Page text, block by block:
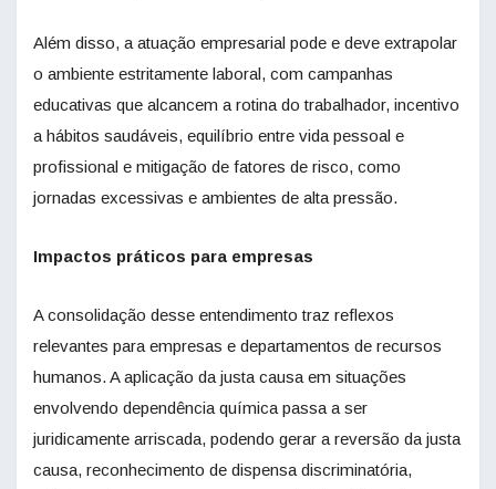
Além disso, a atuação empresarial pode e deve extrapolar
o ambiente estritamente laboral, com campanhas
educativas que alcancem a rotina do trabalhador, incentivo
a hábitos saudáveis, equilíbrio entre vida pessoal e
profissional e mitigação de fatores de risco, como
jornadas excessivas e ambientes de alta pressão.
Impactos práticos para empresas
A consolidação desse entendimento traz reflexos
relevantes para empresas e departamentos de recursos
humanos. A aplicação da justa causa em situações
envolvendo dependência química passa a ser
juridicamente arriscada, podendo gerar a reversão da justa
causa, reconhecimento de dispensa discriminatória,